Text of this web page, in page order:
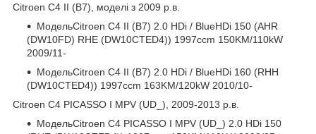
Citroen C4 II (B7), моделі з 2009 р.в.
МодельCitroen C4 II (B7) 2.0 HDi / BlueHDi 150 (AHR
(DW10FD) RHE (DW10CTED4)) 1997ccm 150KM/110kW
2009/11-
МодельCitroen C4 II (B7) 2.0 HDi / BlueHDi 160 (RHH
(DW10CTED4)) 1997ccm 163KM/120kW 2010/10-
Citroen C4 PICASSO I MPV (UD_), 2009-2013 р.в.
МодельCitroen C4 PICASSO I MPV (UD_) 2.0 HDi 150